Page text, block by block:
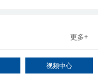
更多+
视频中心